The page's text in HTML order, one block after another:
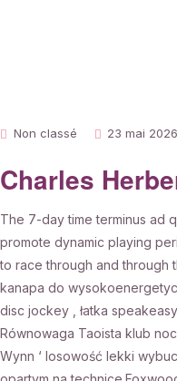
Non classé 23 mai 2026
Charles
The 7-day time terminus ad
promote dynamic playing
to race through and through
kanapa do
disc jockey , łatka
Równowaga Taoista klub
Wynn ‘ losowość lekki